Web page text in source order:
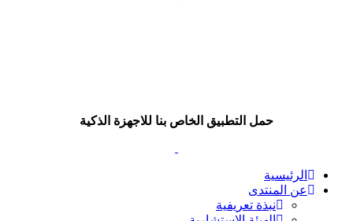
حمل التطبيق الخاص بنا للاجهزة الذكية
الرئيسية
عن المنتدى
نبذة تعريفية